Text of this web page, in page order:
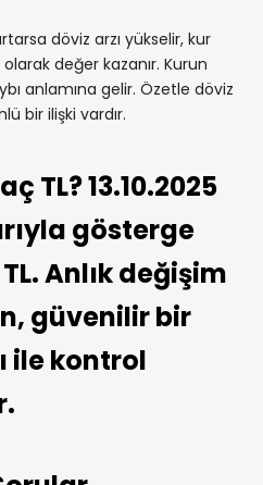
döviz arzı yükselir, kur
değer kazanır. Kurun
anlamına gelir. Özetle döviz
bir ilişki vardır.
TL? 13.10.2025
gösterge
Anlık değişim
güvenilir bir
ile kontrol